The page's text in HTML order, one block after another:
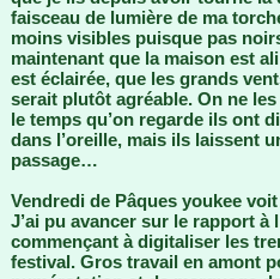
faisceau de lumière de ma
moins visibles puisque pas
maintenant que la maison est
est éclairée, que les grands
serait plutôt agréable. On ne
le temps qu’on regarde ils ont
dans l’oreille, mais ils laissent
passage…
Vendredi de Pâques youkee
J’ai pu avancer sur le rapport à
commençant à digitaliser les
festival. Gros travail en amont